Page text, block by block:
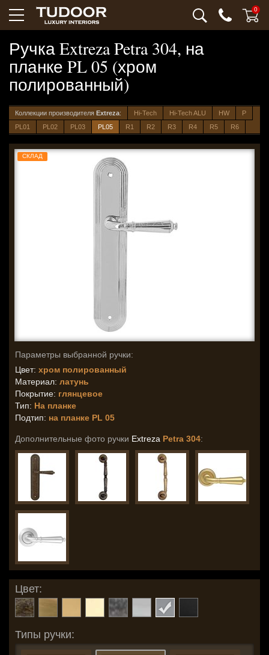
0
Ручка Extreza Petra 304, на
планке PL 05 (хром
полированный)
Коллекции производителя Extreza: Hi-Tech Hi-Tech ALU HW
P
PL01
PL02 PL03 PL05 R1 R2 R3 R4 R5 R6
СКЛАД
Параметры выбранной ручки:
Цвет: хром полированный
Материал: латунь
Покрытие: глянцевое
Тип: На планке
Подтип: на планке PL 05
Дополнительные фото ручки Extreza Petra 304:
Цвет:
Типы ручки: